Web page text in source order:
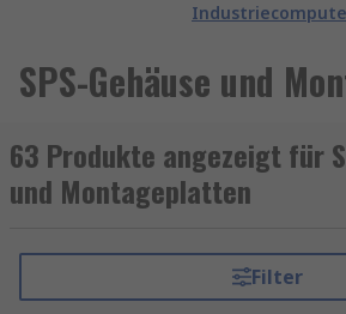
SPS-Gehäuse und
63 Produkte angezeigt für
und Montageplatten
Filter